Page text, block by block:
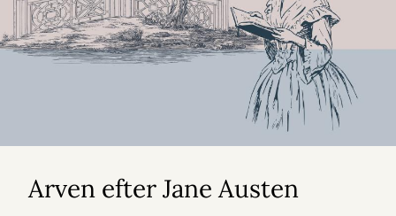
Arven efter Jane Austen